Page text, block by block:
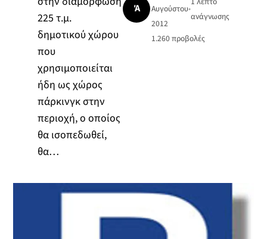
225 τ.μ.
δημοτικού χώρου
που
χρησιμοποιείται
ήδη ως χώρος
πάρκινγκ στην
περιοχή, ο οποίος
θα ισοπεδωθεί,
θα…
Ά
Αυγούστου
2012
•
ανάγνωσης
1.260προβολές